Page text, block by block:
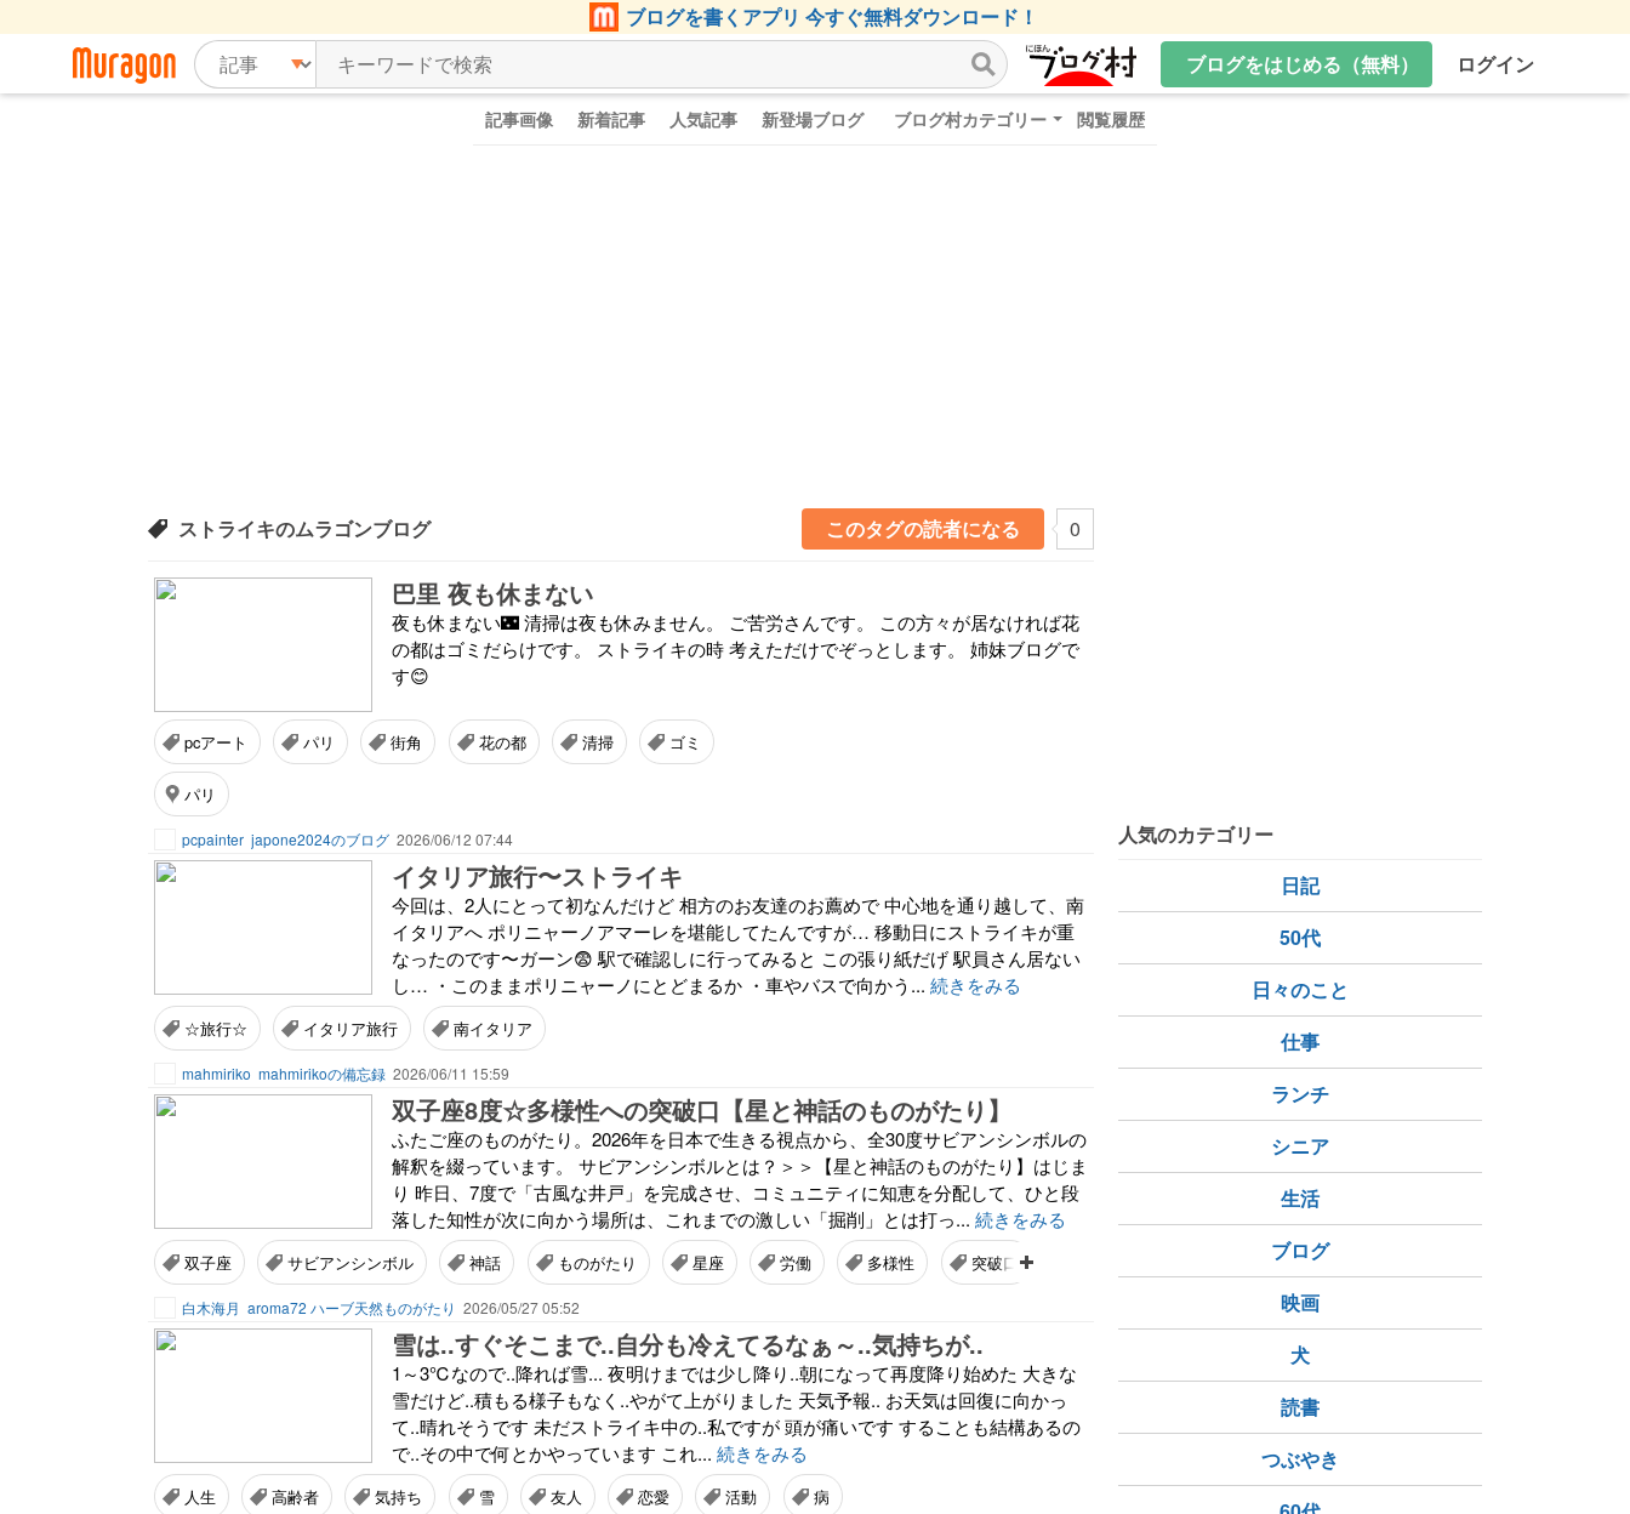
ブログを書くアプリ 今すぐ無料ダウンロード！
ブログをはじめる（無料）
ログイン
記事画像 新着記事 人気記事 新登場ブログ ブログ村カテゴリー 閲覧履歴
ストライキのムラゴンブログ このタグの読者になる 0
巴里 夜も休まない
夜も休まない🌃 清掃は夜も休みません。 ご苦労さんです。 この方々が居なければ花
の都はゴミだらけです。 ストライキの時 考えただけでぞっとします。 姉妹ブログで
す😊
pcアート パリ 街角 花の都 清掃 ゴミ
パリ
pcpainter japone2024のブログ 2026/06/12 07:44
イタリア旅行〜ストライキ
今回は、2人にとって初なんだけど 相方のお友達のお薦めで 中心地を通り越して、南
イタリアへ ポリニャーノアマーレを堪能してたんですが… 移動日にストライキが重
なったのです〜ガーン😨 駅で確認しに行ってみると この張り紙だげ 駅員さん居ない
し… ・このままポリニャーノにとどまるか ・車やバスで向かう... 続きをみる
☆旅行☆ イタリア旅行 南イタリア
mahmiriko mahmirikoの備忘録 2026/06/11 15:59
双子座8度☆多様性への突破口【星と神話のものがたり】
ふたご座のものがたり。2026年を日本で生きる視点から、全30度サビアンシンボルの
解釈を綴っています。 サビアンシンボルとは？＞＞【星と神話のものがたり】はじま
り 昨日、7度で「古風な井戸」を完成させ、コミュニティに知恵を分配して、ひと段
落した知性が次に向かう場所は、これまでの激しい「掘削」とは打っ... 続きをみる
双子座 サビアンシンボル 神話 ものがたり 星座 労働 多様性 突破口
白木海月 aroma72 ハーブ天然ものがたり 2026/05/27 05:52
雪は..すぐそこまで..自分も冷えてるなぁ～..気持ちが..
1～3℃なので..降れば雪... 夜明けまでは少し降り..朝になって再度降り始めた 大きな
雪だけど..積もる様子もなく..やがて上がりました 天気予報.. お天気は回復に向かっ
て..晴れそうです 未だストライキ中の..私ですが 頭が痛いです することも結構あるの
で..その中で何とかやっています これ... 続きをみる
人生 高齢者 気持ち 雪 友人 恋愛 活動 病
人気のカテゴリー
日記
50代
日々のこと
仕事
ランチ
シニア
生活
ブログ
映画
犬
読書
つぶやき